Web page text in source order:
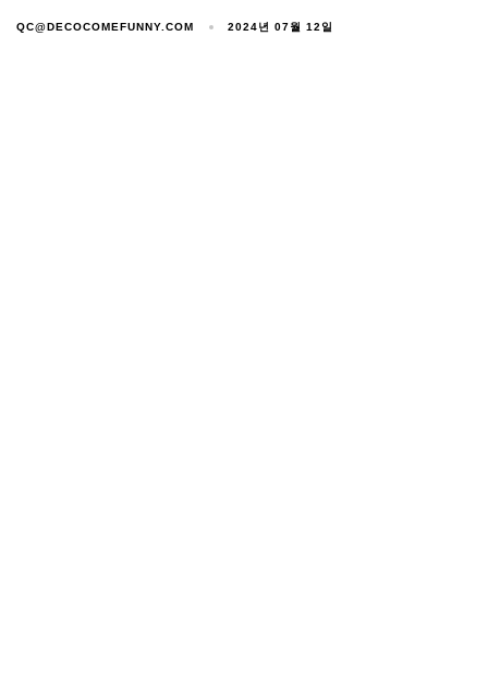
QC@DECOCOMEFUNNY.COM 2024년 07월 12일